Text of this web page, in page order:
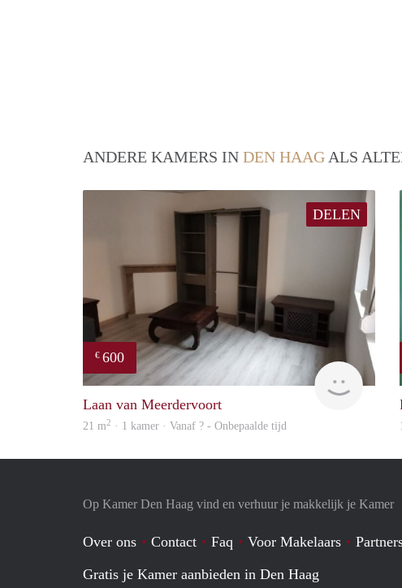
ANDERE KAMERS IN DEN HAAG ALS
DELEN
€ 600
finder
Laan van Meerdervoort
21 m2 · 1 kamer · Vanaf ? - Onbepaalde tijd
Op Kamer Den Haag vind en verhuur je makkelijk je Kamer
Over ons Contact Faq Voor Makelaars
Gratis je Kamer aanbieden in Den Haag